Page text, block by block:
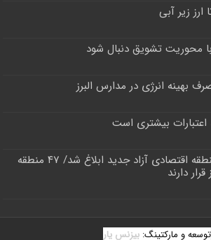
ارز زیر آبی
محوریت تشویق دنبال شود
بهینه انرژی در مدارس البرز
اعتبارات بیشتری است
سعید محمد: ایجاد ۷ منطقه اقتصادی آزاد جدید ابلاغ شد/ ۴۷ منطقه
دارند
توسعه و مارکتینگ: بیزنس یار